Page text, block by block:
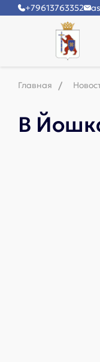
+79613763352
Главная
В